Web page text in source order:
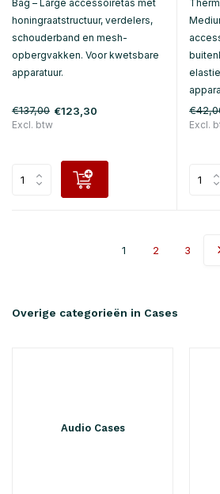
Bag – Large accessoiretas met
honingraatstructuur, verdelers,
schouderband en mesh-
opbergvakken. Voor kwetsbare
apparatuur.
€137,00 €123,30
Excl. btw Excl.
1 2 3
Overige categorieën in Cases
Audio Cases